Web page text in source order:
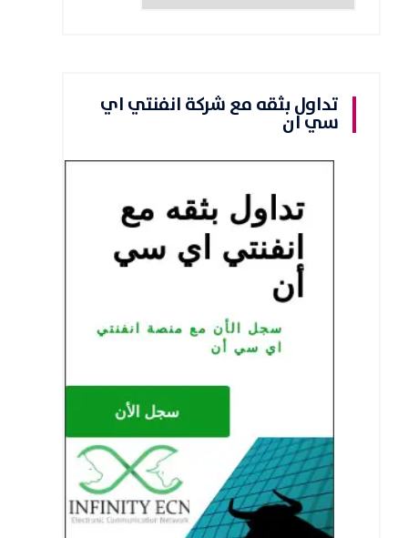
تداول بثقه مع شركة انفنتي اي
سي ان